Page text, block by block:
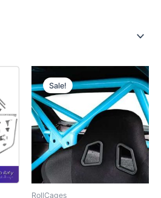
Sale!
RollCages